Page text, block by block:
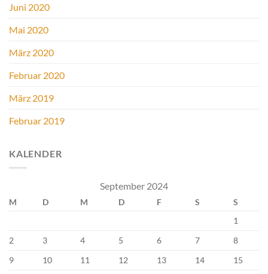
Juni 2020
Mai 2020
März 2020
Februar 2020
März 2019
Februar 2019
KALENDER
September 2024
M D M D F S
S
1
2
3 4 5 6 7
8
9
10 11 12 13 14
15